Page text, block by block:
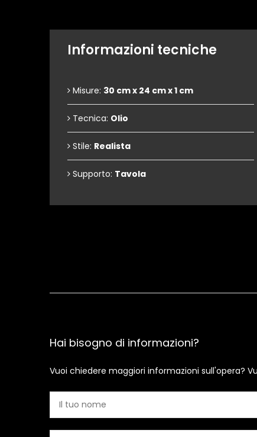
Informazioni tecniche
Misure: 30 cm x 24 cm x 1 cm
Tecnica: Olio
Stile: Realista
Supporto: Tavola
Hai bisogno di informazioni?
Vuoi chiedere maggiori informazioni sull'opera?